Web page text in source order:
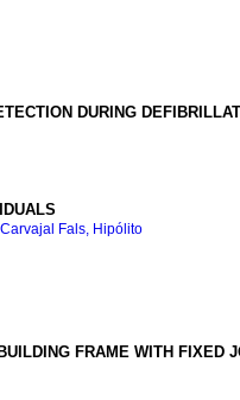
DURING
Carvajal Fals, Hipólito
FRAME WITH FIXED